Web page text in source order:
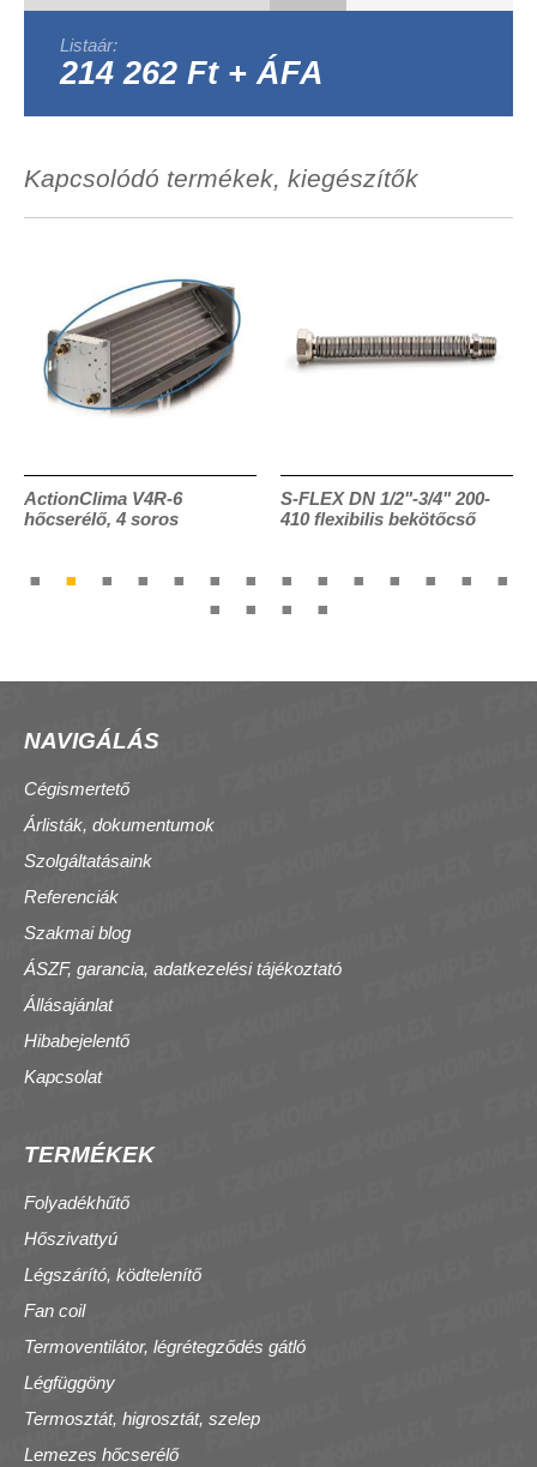
Listaár:
214 262 Ft + ÁFA
Kapcsolódó termékek, kiegészítők
ActionClima V4R-6
hőcserélő, 4 soros
S-FLEX DN 1/2"-3/4" 200-
410 flexibilis bekötőcső
NAVIGÁLÁS
Cégismertető
Árlisták, dokumentumok
Szolgáltatásaink
Referenciák
Szakmai blog
ÁSZF, garancia, adatkezelési tájékoztató
Állásajánlat
Hibabejelentő
Kapcsolat
TERMÉKEK
Folyadékhűtő
Hőszivattyú
Légszárító, ködtelenítő
Fan coil
Termoventilátor, légrétegződés gátló
Légfüggöny
Termosztát, higrosztát, szelep
Lemezes hőcserélő